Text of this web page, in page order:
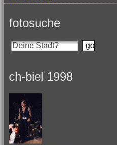
fotosuche
ch-biel 1998